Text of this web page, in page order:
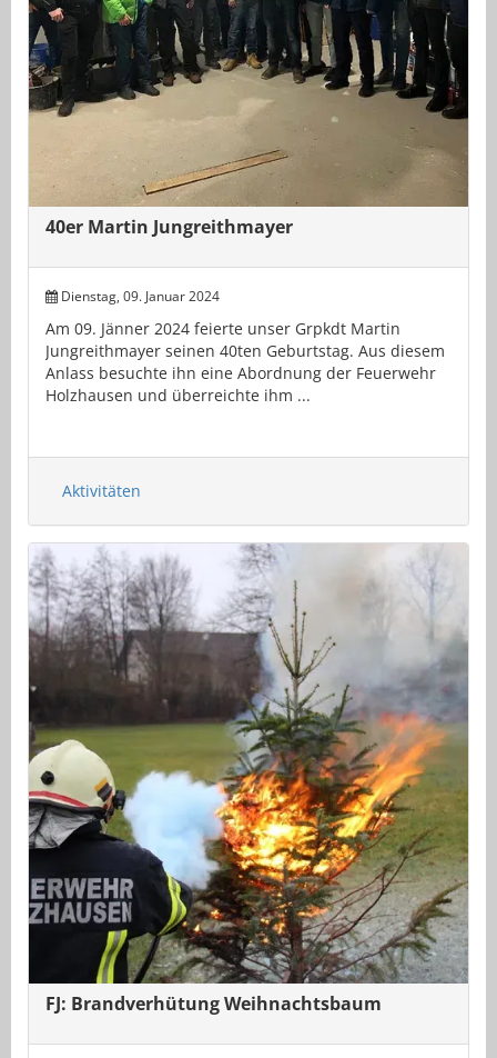
40er Martin Jungreithmayer
Dienstag, 09. Januar 2024
Am 09. Jänner 2024 feierte unser Grpkdt Martin
Jungreithmayer seinen 40ten Geburtstag. Aus diesem
Anlass besuchte ihn eine Abordnung der Feuerwehr
Holzhausen und überreichte ihm ...
Aktivitäten
FJ: Brandverhütung Weihnachtsbaum